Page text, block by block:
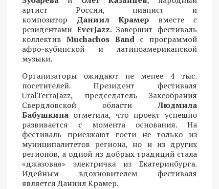
артист России, пианист и
композитор Даниил Крамер вместе с
резидентами EverJazz. Завершит фестиваль
коллектив Muchachos Band с программой
афро-кубинской и латиноамериканской
музыки.
Организаторы ожидают не менее 4 тыс.
посетителей. Президент фестиваля
UralTerraJazz, председатель Заксобрания
Свердловской областиЛюдмила
Бабушкина отметила, что проект успешно
развивается с момента основания. На
фестиваль приезжают гости не только из
муниципалитетов региона, но и из других
регионов, а одной из добрых традиций стала
«джазовая» электричка из Екатеринбурга.
Идейным вдохновителем фестиваля
является Даниил Крамер.